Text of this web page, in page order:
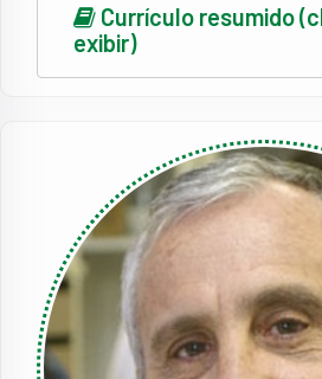
Currículo resumido
exibir)